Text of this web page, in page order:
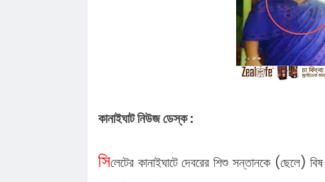
রাত পোহালেই কানাইঘাটে এনসিপির
ধনমাইরমাটি সরকারি প্রাথমিক বিদ্যালয়ের
সভাপতি ফের হাফিজ আহমদ সুজন
কানাইঘাটে ইসলামী ব্যাংকের রেমিট্যান্স
মৃত্যু,বাড়ছে উদ্বেগ
লোভাছড়ার জব্দকৃত পাথর চুরির হিড়িক, রাতের
ইন্তেকাল
কানাইঘাটে গাছের মগডাল থেকে যুবকের ম/
কানাইঘাট নিউজ ডেস্ক :
সিলেটের কানাইঘাটে দেবরের শিশু সন্তানকে (ছেলে)